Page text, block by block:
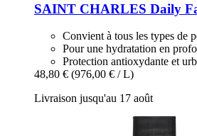
SAINT CHARLES Daily
Convient à tous les types de
Pour une hydratation en
Protection antioxydante et
48,80 € (976,00 € / L)
Livraison jusqu'au 17 août